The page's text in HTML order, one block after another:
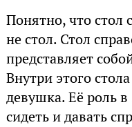
Понятно, что стол
не стол. Стол
представляет
Внутри этого
девушка. Её роль
сидеть и давать